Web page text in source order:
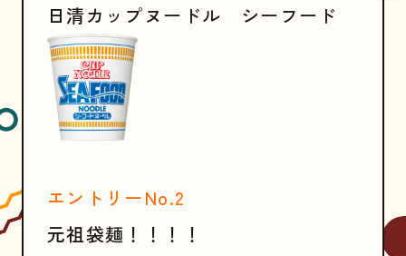
日清カップヌードル シーフード
エントリーNo.2
元祖袋麺！！！！